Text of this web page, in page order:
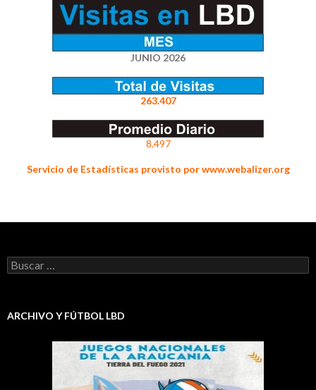
JUNIO 2026
263.407
8.497
Servicio de Estadísticas provisto por www.webalizer.org
Buscar:
ARCHIVO Y FÚTBOL LBD